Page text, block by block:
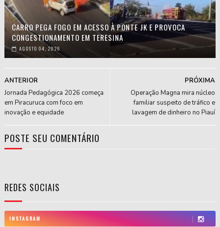
CARRO PEGA FOGO EM ACESSO À PONTE JK E PROVOCA
CONGESTIONAMENTO EM TERESINA
AGOSTO 04, 2026
PRÓXIMA
Operação Magna mira núcleo
familiar suspeito de tráfico e
lavagem de dinheiro no Piauí
ANTERIOR
Jornada Pedagógica 2026 começa
em Piracuruca com foco em
inovação e equidade
POSTE SEU COMENTÁRIO
REDES SOCIAIS
INSTAGRAM